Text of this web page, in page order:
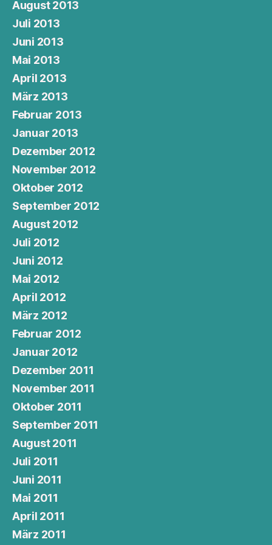
August 2013
Juli 2013
Juni 2013
Mai 2013
April 2013
März 2013
Februar 2013
Januar 2013
Dezember 2012
November 2012
Oktober 2012
September 2012
August 2012
Juli 2012
Juni 2012
Mai 2012
April 2012
März 2012
Februar 2012
Januar 2012
Dezember 2011
November 2011
Oktober 2011
September 2011
August 2011
Juli 2011
Juni 2011
Mai 2011
April 2011
März 2011